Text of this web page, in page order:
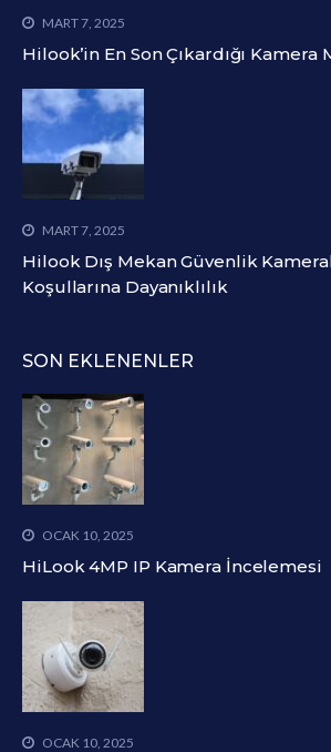
MART 7, 2025
Hilook’in En Son Çıkardığı
MART 7, 2025
Hilook Dış Mekan Güvenlik
Koşullarına Dayanıklılık
SON EKLENENLER
OCAK 10, 2025
HiLook 4MP IP Kamera İncelemesi
OCAK 10, 2025